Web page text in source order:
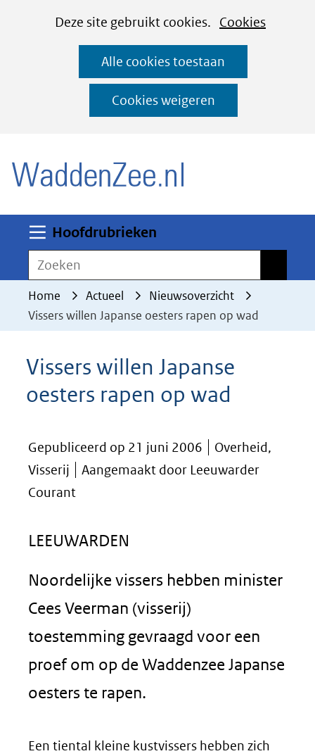
CookiesDeze site gebruikt cookies. Cookies
deze
worden
toegestaan
geweigerd.
Alle cookies toestaan
Cookies weigeren
Ga
naar
de
inhoud
Hoofdrubrieken
Zoeken
Home Actueel
Nieuwsoverzicht
Vissers willen Japanse oesters rapen op wad
Vissers willen Japanse
oesters rapen op wad
Gepubliceerd op 21 juni 2006
Overheid,
Visserij
Aangemaakt door Leeuwarder
Courant
LEEUWARDEN
Noordelijke vissers hebben minister
Cees Veerman (visserij)
toestemming gevraagd voor een
proef om op de Waddenzee Japanse
oesters te rapen.
Een tiental kleine kustvissers hebben zich